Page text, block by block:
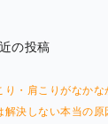
の投稿
り・肩こりがなか
解決しない本当の原